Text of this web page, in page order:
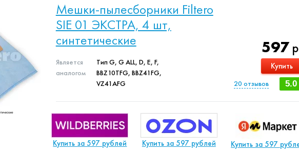
Мешки-пылесборники Filtero
SIE 01 ЭКСТРА, 4 шт,
синтетические
Является
аналогом
Тип G, G ALL, D, E, F,
BBZ10TFG, BBZ41FG,
VZ41AFG
597
Купить
5.0
20 отзывов
Купить за 597 рублей Купить за 597 рублей Купить за 597